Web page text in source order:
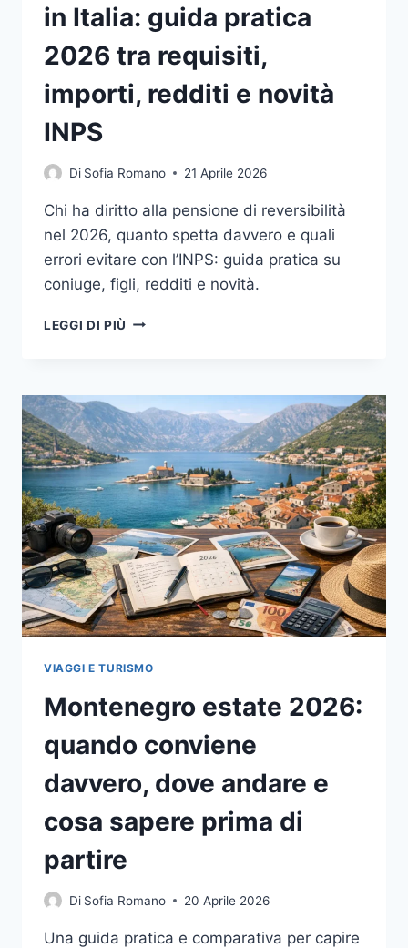
in Italia: guida pratica
2026 tra requisiti,
importi, redditi e novità
INPS
Di Sofia Romano 21 Aprile 2026
Chi ha diritto alla pensione di reversibilità
nel 2026, quanto spetta davvero e quali
errori evitare con l’INPS: guida pratica su
coniuge, figli, redditi e novità.
LEGGI DI PIÙ PENSIONE
ITALIA:
GUIDA
PRATICA
2026
TRA
REQUISITI,
IMPORTI,
REDDITI
E
NOVITÀ
INPS
VIAGGI E TURISMO
Montenegro estate 2026:
quando conviene
davvero, dove andare e
cosa sapere prima di
partire
Di Sofia Romano 20 Aprile 2026
Una guida pratica e comparativa per capire